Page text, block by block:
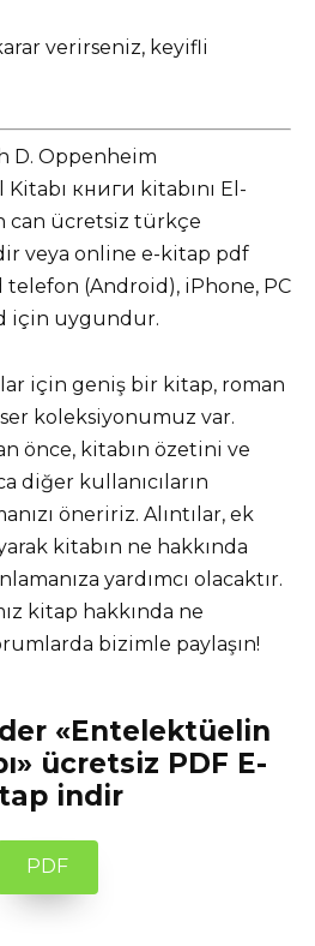
verirseniz, keyifli
D. Oppenheim
книги kitabını El-
can ücretsiz türkçe
veya online e-kitap pdf
(Android), iPhone, PC
için uygundur.
için geniş bir kitap, roman
koleksiyonumuz var.
önce, kitabın özetini ve
diğer kullanıcıların
öneririz. Alıntılar, ek
kitabın ne hakkında
yardımcı olacaktır.
kitap hakkında ne
bizimle paylaşın!
«Entelektüelin
ücretsiz PDF E-
indir
PDF